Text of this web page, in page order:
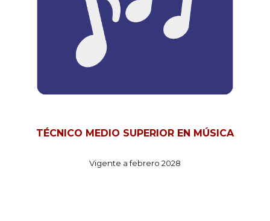
TÉCNICO MEDIO SUPERIOR EN MÚSICA
Vigente a febrero 2028